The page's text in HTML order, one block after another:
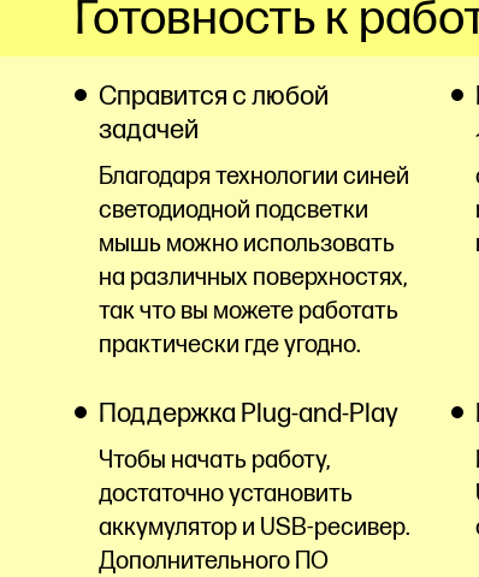
Готовность к
Справится с любой
задачей
Благодаря технологии синей
светодиодной подсветки
мышь можно использовать
на различных поверхностях,
так что вы можете работать
практически где угодно.
Поддержка Plug-and-Play
Чтобы начать работу,
достаточно установить
аккумулятор и USB-ресивер.
Дополнительного ПО